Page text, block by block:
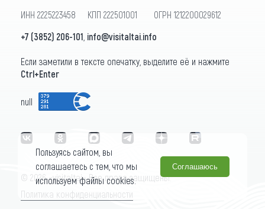
ИНН 2225223458 КПП 222501001 ОГРН 1212200029612
+7 (3852) 206-101 info@visitaltai.info
Если заметили в тексте опечатку, выделите её и нажмите
Ctrl+Enter
null
© 2026 «visitaltai» Все права защищены.
Политика конфиденциальности
Пользуясь сайтом, вы
соглашаетесь с тем, что мы
используем файлы cookies.
Соглашаюсь